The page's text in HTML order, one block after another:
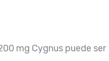
mg Cygnus puede ser